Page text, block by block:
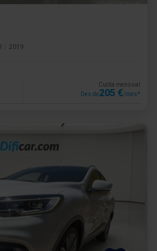
2019
Cuota mensual
Des de205 €/mes*